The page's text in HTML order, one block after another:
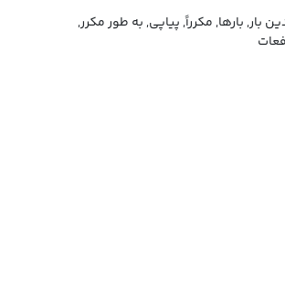
بار, بارها, مکرراً, پیاپی, به طور مکرر,